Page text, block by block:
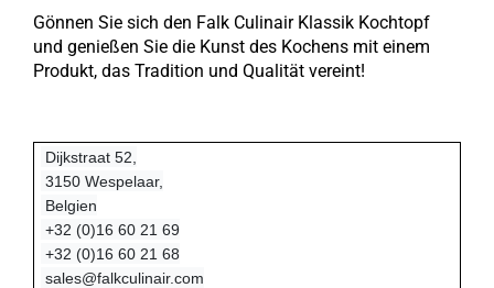
Gönnen Sie sich den Falk Culinair Klassik Kochtopf
und genießen Sie die Kunst des Kochens mit einem
Produkt, das Tradition und Qualität vereint!
Dijkstraat 52,
3150 Wespelaar,
Belgien
+32 (0)16 60 21 69
+32 (0)16 60 21 68
sales@falkculinair.com